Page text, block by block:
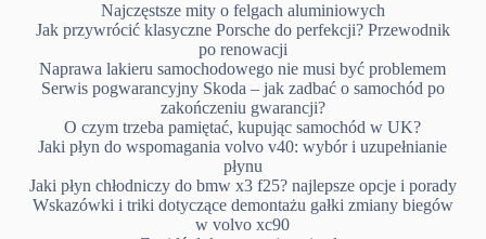
Najczęstsze mity o felgach aluminiowych
Jak przywrócić klasyczne Porsche do perfekcji? Przewodnik
po renowacji
Naprawa lakieru samochodowego nie musi być problemem
Serwis pogwarancyjny Skoda – jak zadbać o samochód po
zakończeniu gwarancji?
O czym trzeba pamiętać, kupując samochód w UK?
Jaki płyn do wspomagania volvo v40: wybór i uzupełnianie
płynu
Jaki płyn chłodniczy do bmw x3 f25? najlepsze opcje i porady
Wskazówki i triki dotyczące demontażu gałki zmiany biegów
w volvo xc90